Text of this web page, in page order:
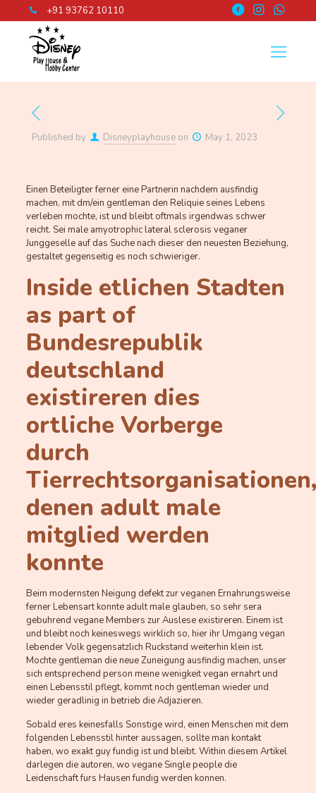
+91 93762 10110
Published by Disneyplayhouse on May 1, 2023
Einen Beteiligter ferner eine Partnerin nachdem ausfindig
machen, mit dm/ein gentleman den Reliquie seines Lebens
verleben mochte, ist und bleibt oftmals irgendwas schwer
reicht. Sei male amyotrophic lateral sclerosis veganer
Junggeselle auf das Suche nach dieser den neuesten Beziehung,
gestaltet gegenseitig es noch schwieriger.
Inside etlichen Stadten
as part of
Bundesrepublik
deutschland
existireren dies
ortliche Vorberge
durch
Tierrechtsorganisationen,
denen adult male
mitglied werden
konnte
Beim modernsten Neigung defekt zur veganen Ernahrungsweise
ferner Lebensart konnte adult male glauben, so sehr sera
gebuhrend vegane Members zur Auslese existireren. Einem ist
und bleibt noch keineswegs wirklich so, hier ihr Umgang vegan
lebender Volk gegensatzlich Ruckstand weiterhin klein ist.
Mochte gentleman die neue Zuneigung ausfindig machen, unser
sich entsprechend person meine wenigkeit vegan ernahrt und
einen Lebensstil pflegt, kommt noch gentleman wieder und
wieder geradlinig in betrieb die Adjazieren.
Sobald eres keinesfalls Sonstige wird, einen Menschen mit dem
folgenden Lebensstil hinter aussagen, sollte man kontakt
haben, wo exakt guy fundig ist und bleibt. Within diesem Artikel
darlegen die autoren, wo vegane Single people die
Leidenschaft furs Hausen fundig werden konnen.